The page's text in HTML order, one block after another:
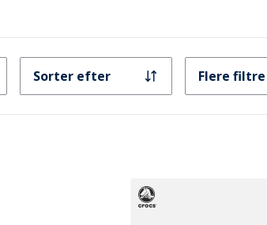
Sorter efter Flere filtre